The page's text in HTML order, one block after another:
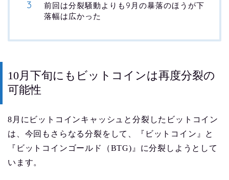
前回は分裂騒動よりも9月の暴落のほうが下
落幅は広かった
10月下旬にもビットコインは再度分裂の
可能性
8月にビットコインキャッシュと分裂したビットコイン
は、今回もさらなる分裂をして、『ビットコイン』と
『ビットコインゴールド（BTG)』に分裂しようとして
います。